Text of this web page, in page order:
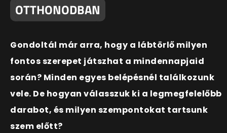
OTTHONODBAN
Gondoltál már arra, hogy a lábtörlő milyen
fontos szerepet játszhat a mindennapjaid
során? Minden egyes belépésnél találkozunk
vele. De hogyan válasszuk ki a legmegfelelőbb
darabot, és milyen szempontokat tartsunk
szem előtt?